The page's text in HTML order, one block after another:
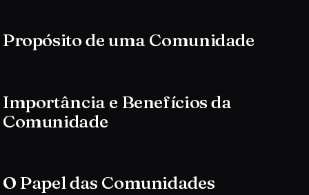
Propósito de uma Comunidade
Importância e Benefícios da
Comunidade
O Papel das Comunidades